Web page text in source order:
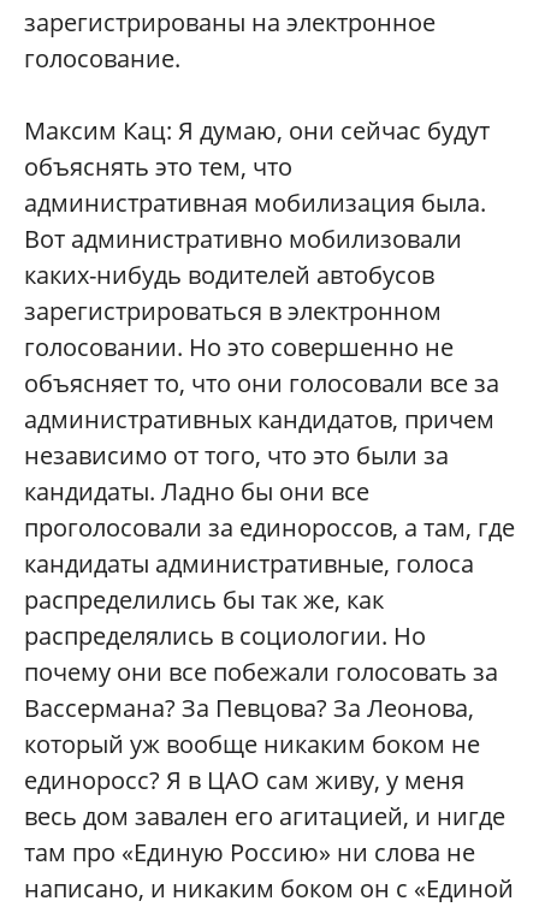
зарегистрированы на электронное
голосование.
Максим Кац: Я думаю, они сейчас будут
объяснять это тем, что
административная мобилизация была.
Вот административно мобилизовали
каких-нибудь водителей автобусов
зарегистрироваться в электронном
голосовании. Но это совершенно не
объясняет то, что они голосовали все за
административных кандидатов, причем
независимо от того, что это были за
кандидаты. Ладно бы они все
проголосовали за единороссов, а там, где
кандидаты административные, голоса
распределились бы так же, как
распределялись в социологии. Но
почему они все побежали голосовать за
Вассермана? За Певцова? За Леонова,
который уж вообще никаким боком не
единоросс? Я в ЦАО сам живу, у меня
весь дом завален его агитацией, и нигде
там про «Единую Россию» ни слова не
написано, и никаким боком он с «Единой